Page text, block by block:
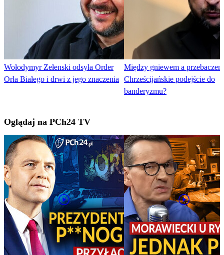
Wołodymyr Zełenski odsyła Order
Orła Białego i drwi z jego znaczenia
Między gniewem a
Chrześcijańskie podejście do
banderyzmu?
Oglądaj na PCh24 TV